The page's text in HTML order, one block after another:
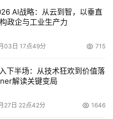
AI战略：从云到智，以垂直
政企与工业生产力
03日 17点49分 715
下半场：从技术狂欢到价值落
解读关键变局
27日 22点42分 1646